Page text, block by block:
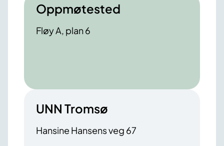
Oppmøtested
Fløy A, plan 6
UNN Tromsø
Hansine Hansens veg 67